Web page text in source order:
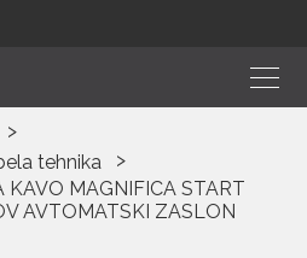
tehnika
KAVO MAGNIFICA START
AVTOMATSKI ZASLON